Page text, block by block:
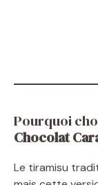
Pourquoi
Chocolat
Le tiramisu